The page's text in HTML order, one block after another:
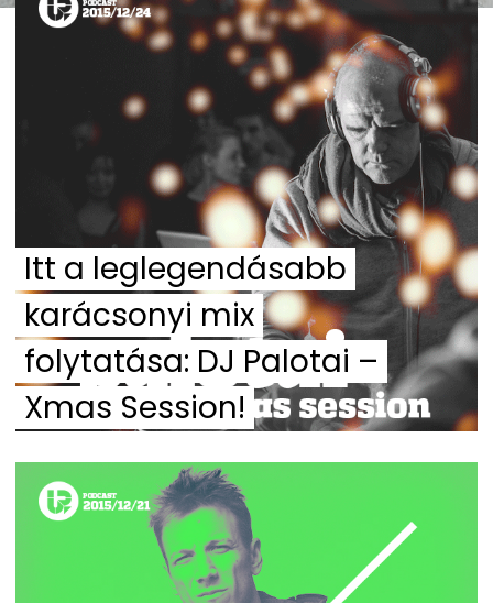
Itt a leglegendásabb
karácsonyi mix
folytatása: DJ Palotai –
Xmas Session!